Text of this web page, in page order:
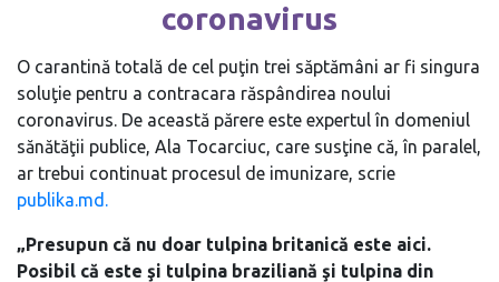
coronavirus
O carantină totală de cel puţin trei săptămâni ar fi singura
soluţie pentru a contracara răspândirea noului
coronavirus. De această părere este expertul în domeniul
sănătăţii publice, Ala Tocarciuc, care susţine că, în paralel,
ar trebui continuat procesul de imunizare, scrie
publika.md.
„Presupun că nu doar tulpina britanică este aici.
Posibil că este şi tulpina braziliană şi tulpina din